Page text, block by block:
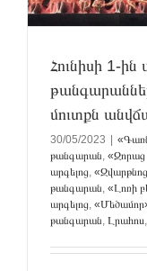
Հունիսի 1-ին
մուտքն
30/05/2023
թանգարան, «Զորաց
արգելոց,
թանգարան, «Լոռի
արգելոց,
թանգարան, Լրահոս,